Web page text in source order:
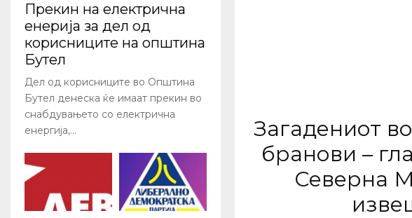
Загадениот
бранови –
Северна
Прекин на електрична
енерија за дел од
корисниците на општина
Бутел
Дел од корисниците во Општина
Бутел денеска ќе имаат прекин во
снабдувањето со електрична
енергија,...